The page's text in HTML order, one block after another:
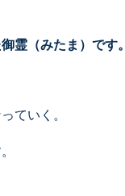
霊（みたま）です。
ていく。